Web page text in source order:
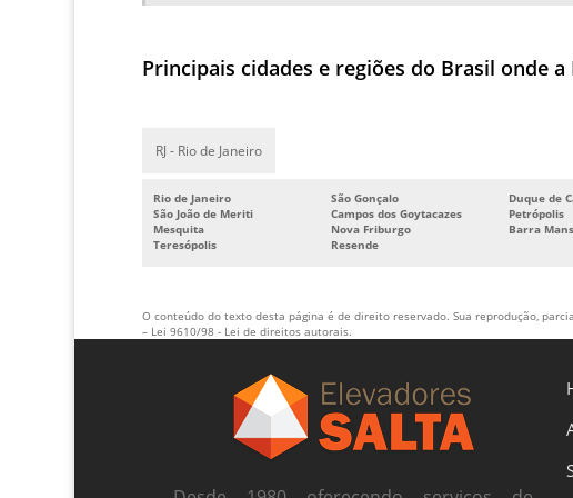
Principais cidades e regiões do Brasil onde
RJ - Rio de Janeiro
Rio de Janeiro São Gonçalo Duque de
São João de Meriti
Campos dos Goytacazes Petrópolis
Mesquita
Nova Friburgo Barra
Teresópolis
Resende
O conteúdo do texto desta página é de direito reservado. Sua reprodução,
– Lei 9610/98 - Lei de direitos autorais.